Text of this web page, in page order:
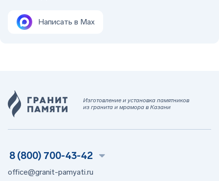
Написать в Max
Изготовление и установка памятников
из гранита и мрамора в Казани
8 (800) 700-43-42
office@granit-pamyati.ru